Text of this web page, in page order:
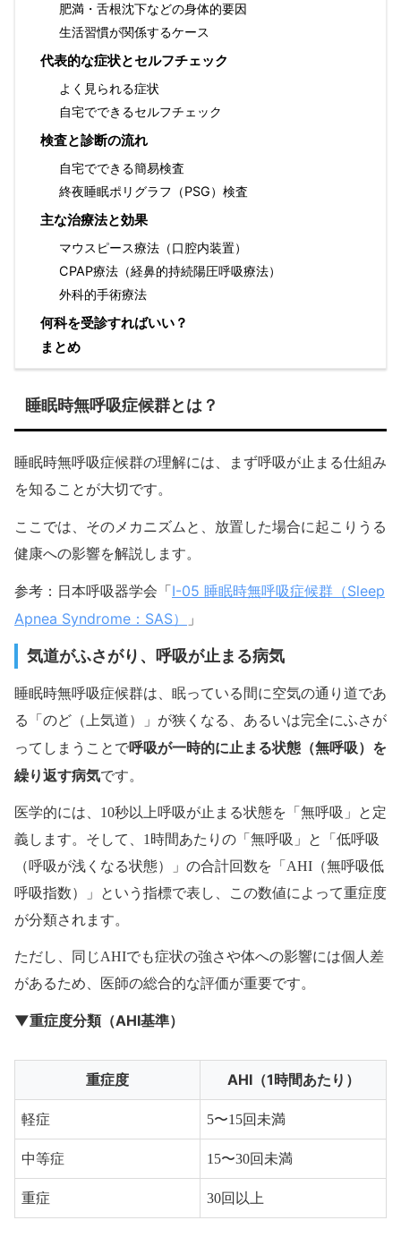
肥満・舌根沈下などの身体的要因
生活習慣が関係するケース
代表的な症状とセルフチェック
よく見られる症状
自宅でできるセルフチェック
検査と診断の流れ
自宅でできる簡易検査
終夜睡眠ポリグラフ（PSG）検査
主な治療法と効果
マウスピース療法（口腔内装置）
CPAP療法（経鼻的持続陽圧呼吸療法）
外科的手術療法
何科を受診すればいい？
まとめ
睡眠時無呼吸症候群とは？
睡眠時無呼吸症候群の理解には、まず呼吸が止まる仕組み
を知ることが大切です。
ここでは、そのメカニズムと、放置した場合に起こりうる
健康への影響を解説します。
参考：日本呼吸器学会「 I-05 睡眠時無呼吸症候群（Sleep
Apnea Syndrome：SAS）
」
気道がふさがり、呼吸が止まる病気
睡眠時無呼吸症候群は、眠っている間に空気の通り道であ
る「のど（上気道）」が狭くなる、あるいは完全にふさが
ってしまうことで呼吸が一時的に止まる状態（無呼吸）を
繰り返す病気です。
医学的には、10秒以上呼吸が止まる状態を「無呼吸」と定
義します。そして、1時間あたりの「無呼吸」と「低呼吸
（呼吸が浅くなる状態）」の合計回数を「AHI（無呼吸低
呼吸指数）」という指標で表し、この数値によって重症度
が分類されます。
ただし、同じAHIでも症状の強さや体への影響には個人差
があるため、医師の総合的な評価が重要です。
▼重症度分類（AHI基準）
重症度 AHI（1時間あたり）
軽症 5〜15回未満
中等症 15〜30回未満
重症 30回以上